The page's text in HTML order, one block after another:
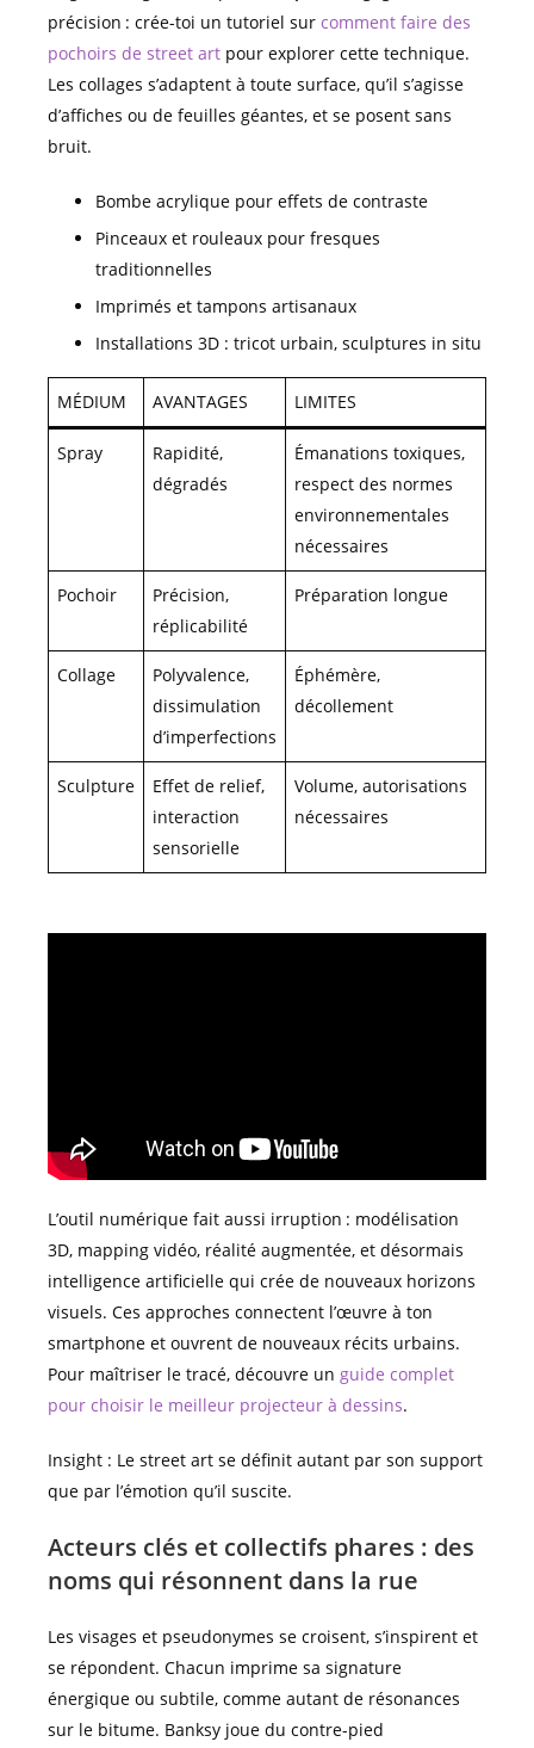
précision : crée-toi un tutoriel sur comment faire des
pochoirs de street art pour explorer cette technique.
Les collages s’adaptent à toute surface, qu’il s’agisse
d’affiches ou de feuilles géantes, et se posent sans
bruit.
Bombe acrylique pour effets de contraste
Pinceaux et rouleaux pour fresques
traditionnelles
Imprimés et tampons artisanaux
Installations 3D : tricot urbain, sculptures in situ
MÉDIUM AVANTAGES LIMITES
Spray
Rapidité,
dégradés
Émanations toxiques,
respect des normes
environnementales
nécessaires
Pochoir
Précision,
réplicabilité
Préparation longue
Collage
Polyvalence,
dissimulation
d’imperfections
Éphémère,
décollement
Sculpture
Effet de relief,
interaction
sensorielle
Volume, autorisations
nécessaires
L’outil numérique fait aussi irruption : modélisation
3D, mapping vidéo, réalité augmentée, et désormais
intelligence artificielle qui crée de nouveaux horizons
visuels. Ces approches connectent l’œuvre à ton
smartphone et ouvrent de nouveaux récits urbains.
Pour maîtriser le tracé, découvre un guide complet
pour choisir le meilleur projecteur à dessins.
Insight : Le street art se définit autant par son support
que par l’émotion qu’il suscite.
Acteurs clés et collectifs phares : des
noms qui résonnent dans la rue
Les visages et pseudonymes se croisent, s’inspirent et
se répondent. Chacun imprime sa signature
énergique ou subtile, comme autant de résonances
sur le bitume. Banksy joue du contre-pied